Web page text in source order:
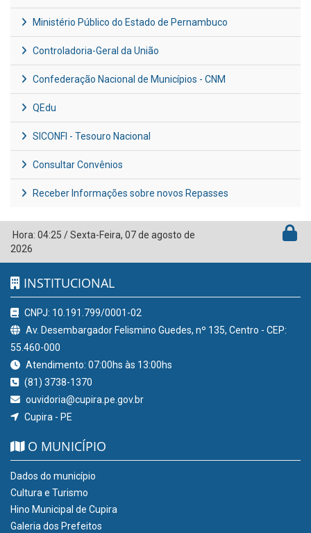
Ministério Público do Estado de Pernambuco
Controladoria-Geral da União
Confederação Nacional de Municípios - CNM
QEdu
SICONFI - Tesouro Nacional
Consultar Convênios
Receber Informações sobre novos Repasses
Hora: 04:25 /Sexta-Feira, 07 de agosto de
2026
INSTITUCIONAL
CNPJ: 10.191.799/0001-02
Av. Desembargador Felismino Guedes, nº 135, Centro - CEP:
55.460-000
Atendimento: 07:00hs às 13:00hs
(81) 3738-1370
ouvidoria@cupira.pe.gov.br
Cupira - PE
O MUNICÍPIO
Dados do município
Cultura e Turismo
Hino Municipal de Cupira
Galeria dos Prefeitos